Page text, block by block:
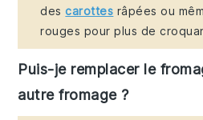
descarottes râpées ou
rouges pour plus de
Puis-je remplacer le
autre fromage ?